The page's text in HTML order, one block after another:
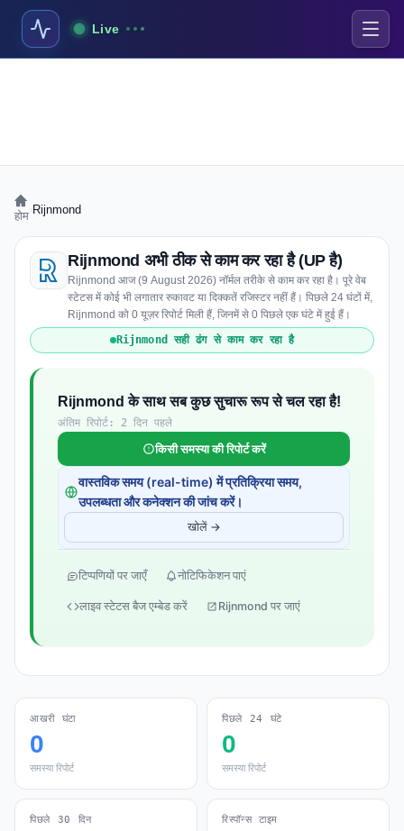
Live
होम Rijnmond
Rijnmond अभी ठीक से काम कर रहा है (UP है)
Rijnmond आज (9 August 2026) नॉर्मल तरीके से काम कर रहा है। पूरे वेब
स्टेटस में कोई भी लगातार रुकावट या दिक्कतें रजिस्टर नहीं हैं। पिछले 24 घंटों में,
Rijnmond को 0 यूज़र रिपोर्ट मिली हैं, जिनमें से 0 पिछले एक घंटे में हुई हैं।
Rijnmond सही ढंग से काम कर रहा है
Rijnmond के साथ सब कुछ सुचारू रूप से चल रहा है!
अंतिम रिपोर्ट: 2 दिन पहले
किसी समस्या की रिपोर्ट करें
वास्तविक समय (real-time) में प्रतिक्रिया समय,
उपलब्धता और कनेक्शन की जांच करें।
खोलें →
टिप्पणियों पर जाएँ नोटिफिकेशन पाएं
लाइव स्टेटस बैज एम्बेड करें Rijnmond पर जाएं
आखरी घंटा
0
समस्या रिपोर्ट
पिछले 24 घंटे
0
समस्या रिपोर्ट
पिछले 30 दिन रिस्पॉन्स टाइम